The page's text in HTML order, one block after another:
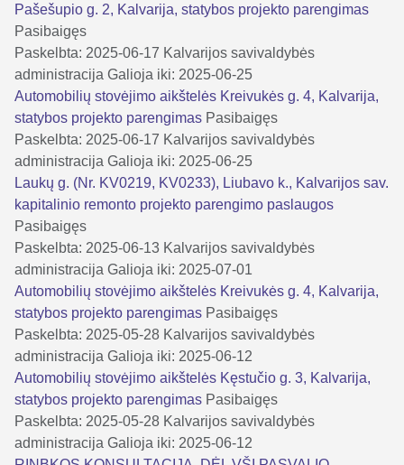
Pašešupio g. 2, Kalvarija, statybos projekto parengimas
Pasibaigęs
Paskelbta: 2025-06-17 Kalvarijos savivaldybės
administracija Galioja iki: 2025-06-25
Automobilių stovėjimo aikštelės Kreivukės g. 4, Kalvarija,
statybos projekto parengimas Pasibaigęs
Paskelbta: 2025-06-17 Kalvarijos savivaldybės
administracija Galioja iki: 2025-06-25
Laukų g. (Nr. KV0219, KV0233), Liubavo k., Kalvarijos sav.
kapitalinio remonto projekto parengimo paslaugos
Pasibaigęs
Paskelbta: 2025-06-13 Kalvarijos savivaldybės
administracija Galioja iki: 2025-07-01
Automobilių stovėjimo aikštelės Kreivukės g. 4, Kalvarija,
statybos projekto parengimas Pasibaigęs
Paskelbta: 2025-05-28 Kalvarijos savivaldybės
administracija Galioja iki: 2025-06-12
Automobilių stovėjimo aikštelės Kęstučio g. 3, Kalvarija,
statybos projekto parengimas Pasibaigęs
Paskelbta: 2025-05-28 Kalvarijos savivaldybės
administracija Galioja iki: 2025-06-12